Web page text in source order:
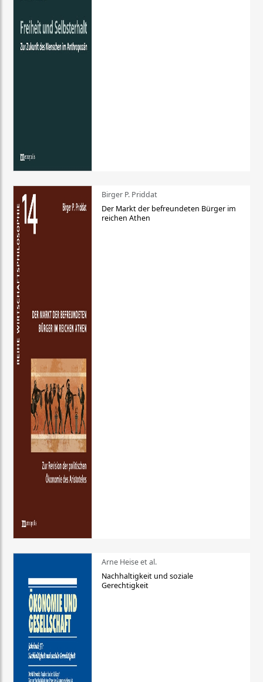
Birger P. Priddat
Der Markt der befreundeten Bürger im
reichen Athen
Arne Heise et al.
Nachhaltigkeit und soziale
Gerechtigkeit